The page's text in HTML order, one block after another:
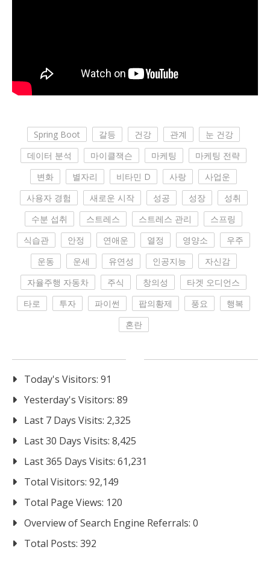
Spring Boot 갈등 건강 관계
눈 건강
데이터 분석
마이클잭슨 마케팅
마케팅 전략
변화
별자리 비타민 D 사랑
사업운
사용자 경험
새로운 시작 성공 성장
성취
수분 섭취
스트레스 스트레스 관리
스프링
식습관
안정 연애운 열정 영양소
우주
운동
운세 유연성 인공지능
자신감
자율주행 자동차
주식 창의성
타겟 오디언스
타로
투자 파이썬 팝의황제 풍요
행복
혼란
Today's Visitors: 91
Yesterday's Visitors: 89
Last 7 Days Visits: 2,325
Last 30 Days Visits: 8,425
Last 365 Days Visits: 61,231
Total Visitors: 92,149
Total Page Views: 120
Overview of Search Engine Referrals: 0
Total Posts: 392